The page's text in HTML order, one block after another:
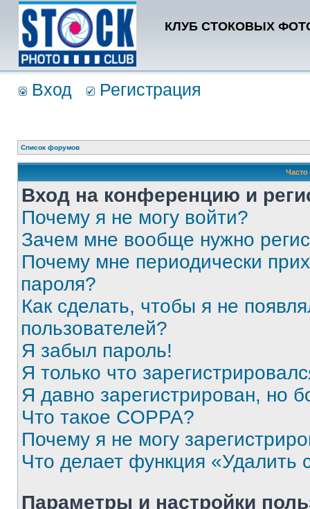
КЛУБ СТОКОВЫХ
Вход Регистрация
Список форумов
Вход на конференцию и
Почему я не могу войти?
Зачем мне вообще нужно
Почему мне периодически
пароля?
Как сделать, чтобы я не
пользователей?
Я забыл пароль!
Я только что
Я давно зарегистрирован, но
Что такое COPPA?
Почему я не могу
Что делает функция «Удалить
Параметры и настройки